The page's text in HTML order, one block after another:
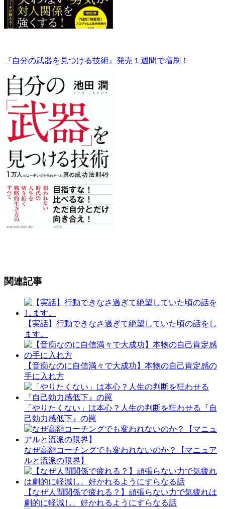
『自分の武器を見つける技術』発売１週間で増刷！
関連記事
【実話】行動できなさ過ぎて絶望していた頃の話をし
ます。
【音痴なのに自信満々で大成功】本物の自己肯定感の
手に入れ方
「やりたくない」は本心？人生の判断を狂わせる『自
己効力感低下』の罠
なぜ高額コーチングでも変われないのか？【マニュア
ルと流派の限界】
【なぜ人間関係で疲れる？】頑張らない力で気疲れは
劇的に軽減し、好かれるようにすらなる話